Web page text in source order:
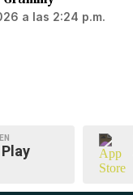
a las 2:24 p.m.